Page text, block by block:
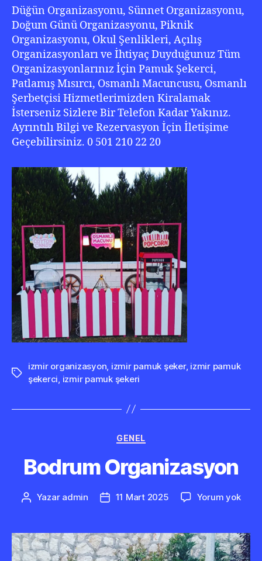
Düğün Organizasyonu, Sünnet Organizasyonu,
Doğum Günü Organizasyonu, Piknik
Organizasyonu, Okul Şenlikleri, Açılış
Organizasyonları ve İhtiyaç Duyduğunuz Tüm
Organizasyonlarınız İçin Pamuk Şekerci,
Patlamış Mısırcı, Osmanlı Macuncusu, Osmanlı
Şerbetçisi Hizmetlerimizden Kiralamak
İsterseniz Sizlere Bir Telefon Kadar Yakınız.
Ayrıntılı Bilgi ve Rezervasyon İçin İletişime
Geçebilirsiniz. 0 501 210 22 20
Etiketler
izmir organizasyon izmir pamuk şeker, izmir pamuk
şekerci izmir pamuk şekeri
Kategoriler
GENEL
Bodrum Organizasyon
Yazının
Yazar admin
Yazı11 Mart 2025 Yorum yok